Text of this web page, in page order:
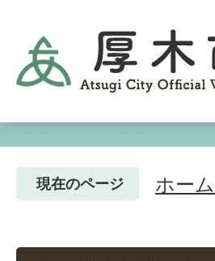
現在のページ ホーム